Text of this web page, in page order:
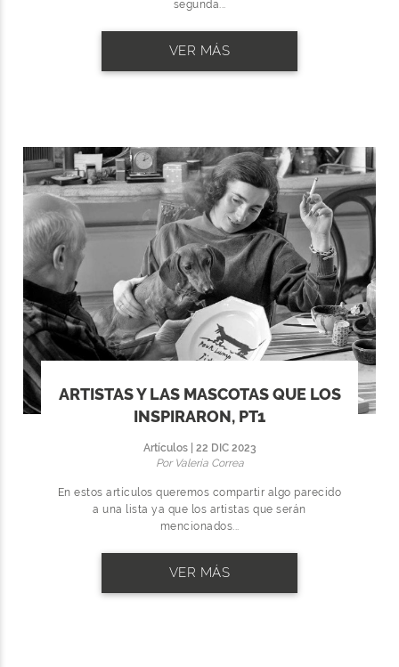
segunda...
VER MÁS
ARTISTAS Y LAS MASCOTAS QUE LOS
INSPIRARON, PT1
Artículos | 22 DIC 2023
Por Valeria Correa
En estos artículos queremos compartir algo parecido
a una lista ya que los artistas que serán
mencionados...
VER MÁS